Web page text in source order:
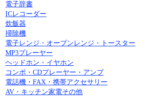
電子辞書
ICレコーダー
炊飯器
掃除機
電子レンジ・オーブンレンジ・トースター
MP3プレーヤー
ヘッドホン・イヤホン
コンポ・CDプレーヤー・アンプ
電話機・FAX・携帯アクセサリー
AV・キッチン家電その他